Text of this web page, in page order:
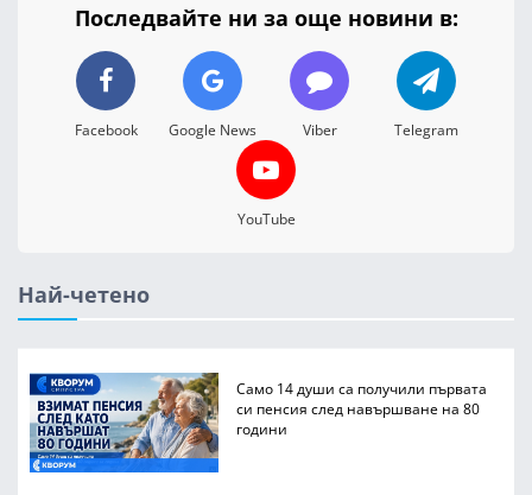
Последвайте ни за още новини в:
Facebook Google News Viber Telegram
YouTube
Най-четено
Само 14 души са получили първата
си пенсия след навършване на 80
години